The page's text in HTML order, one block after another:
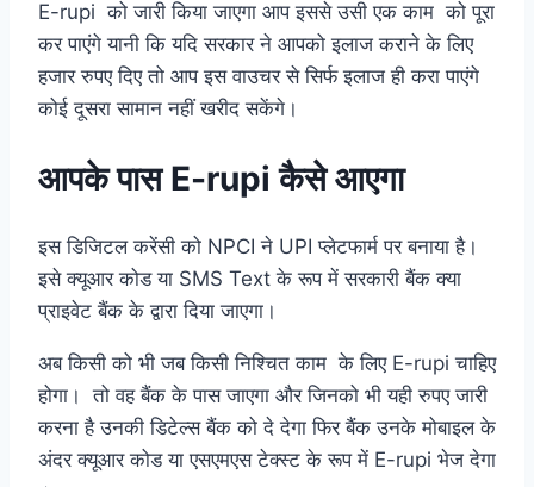
E-rupi को जारी किया जाएगा आप इससे उसी एक काम को पूरा
कर पाएंगे यानी कि यदि सरकार ने आपको इलाज कराने के लिए
हजार रुपए दिए तो आप इस वाउचर से सिर्फ इलाज ही करा पाएंगे
कोई दूसरा सामान नहीं खरीद सकेंगे।
आपके पास E-rupi कैसे आएगा
इस डिजिटल करेंसी को NPCI ने UPI प्लेटफार्म पर बनाया है।
इसे क्यूआर कोड या SMS Text के रूप में सरकारी बैंक क्या
प्राइवेट बैंक के द्वारा दिया जाएगा।
अब किसी को भी जब किसी निश्चित काम के लिए E-rupi चाहिए
होगा। तो वह बैंक के पास जाएगा और जिनको भी यही रुपए जारी
करना है उनकी डिटेल्स बैंक को दे देगा फिर बैंक उनके मोबाइल के
अंदर क्यूआर कोड या एसएमएस टेक्स्ट के रूप में E-rupi भेज देगा